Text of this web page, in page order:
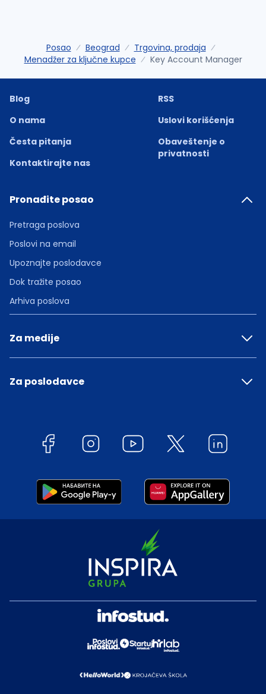
Posao Beograd
Trgovina, prodaja
Menadžer za ključne kupce
Key Account Manager
Blog
O nama
Česta pitanja
Kontaktirajte nas
RSS
Uslovi korišćenja
Obaveštenje o
privatnosti
Pronađite posao
Pretraga poslova
Poslovi na email
Upoznajte poslodavce
Dok tražite posao
Arhiva poslova
Za medije
Za poslodavce